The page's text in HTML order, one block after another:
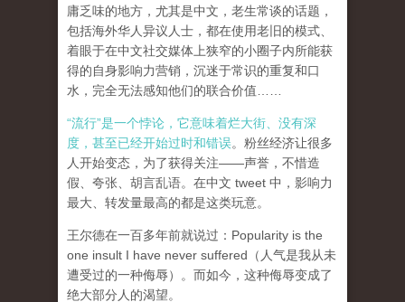
庸乏味的地方，尤其是中文，老生常谈的话题，
包括海外华人异议人士，都在使用老旧的模式、
着眼于在中文社交媒体上狭窄的小圈子内所能获
得的自身影响力营销，沉迷于常识的重复和口
水，完全无法感知他们的联合价值……
“流行”是一个悖论，它意味着烂大街、没有深
度，甚至已经开始过时和错误。粉丝经济让很多
人开始变态，为了获得关注——声誉，不惜造
假、夸张、胡言乱语。在中文 tweet 中，影响力
最大、转发量最高的都是这类玩意。
王尔德在一百多年前就说过：Popularity is the
one insult I have never suffered（人气是我从未
遭受过的一种侮辱）。而如今，这种侮辱变成了
绝大部分人的渴望。